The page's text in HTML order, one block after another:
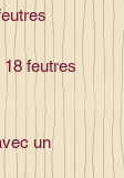
feutres
un